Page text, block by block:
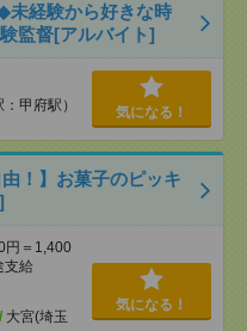
未経験から好きな時
監督[アルバイト]
甲府駅） 気になる！
！】お菓子のピッキ
円＝1,400
支給
/ 大宮(埼玉
気になる！